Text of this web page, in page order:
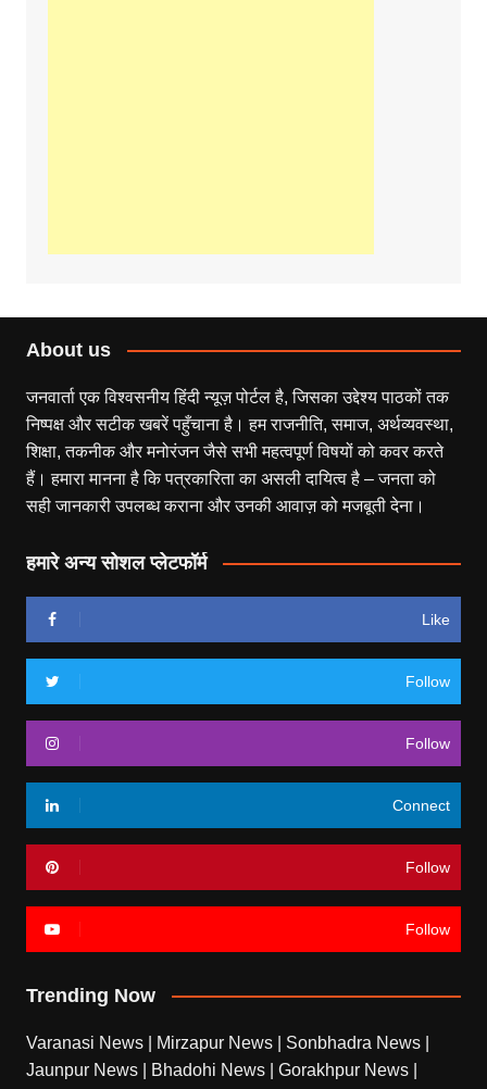
About us
जनवार्ता एक विश्वसनीय हिंदी न्यूज़ पोर्टल है, जिसका उद्देश्य पाठकों तक
निष्पक्ष और सटीक खबरें पहुँचाना है। हम राजनीति, समाज, अर्थव्यवस्था,
शिक्षा, तकनीक और मनोरंजन जैसे सभी महत्वपूर्ण विषयों को कवर करते
हैं। हमारा मानना है कि पत्रकारिता का असली दायित्व है – जनता को
सही जानकारी उपलब्ध कराना और उनकी आवाज़ को मजबूती देना।
हमारे अन्य सोशल प्लेटफॉर्म
Like
Follow
Follow
Connect
Follow
Follow
Trending Now
Varanasi News Mirzapur News Sonbhadra News
Jaunpur News
Bhadohi News Gorakhpur News